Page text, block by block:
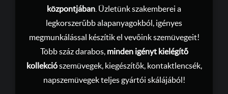
központjában . Üzletünk szakemberei a
legkorszerűbb alapanyagokból, igényes
megmunkálással készítik el vevőink szemüvegeit!
Több száz darabos, minden igényt kielégítő
kollekciószemüvegek, kiegészítők, kontaktlencsék,
napszemüvegek teljes gyártói skálájából!